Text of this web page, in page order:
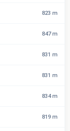
823 m
847 m
831 m
831 m
834 m
819 m